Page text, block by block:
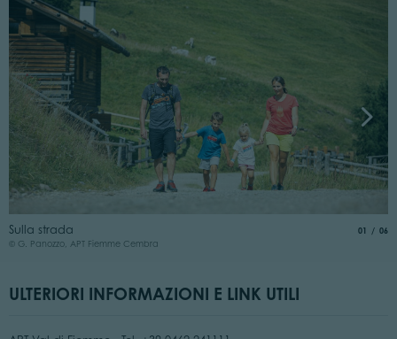
Sulla strada
© G. Panozzo, APT Fiemme Cembra
01 di
06
ULTERIORI INFORMAZIONI E LINK UTILI